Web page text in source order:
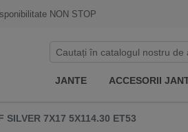
NON STOP
JANTE ACCESORII
SILVER 7X17 5X114.30 ET53